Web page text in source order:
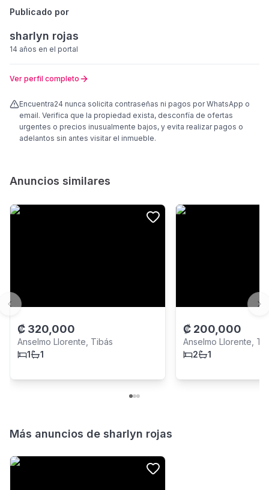
Publicado por
sharlyn rojas
14 años en el portal
Ver perfil completo
Encuentra24 nunca solicita contraseñas ni pagos por WhatsApp o
email. Verifica que la propiedad exista, desconfía de ofertas
urgentes o precios inusualmente bajos, y evita realizar pagos o
adelantos sin antes visitar el inmueble.
Anuncios similares
₡ 320,000
Anselmo Llorente, Tibás
1
1
₡ 200,000
Anselmo Llorente,
2
1
Previous slide
Más anuncios de sharlyn rojas